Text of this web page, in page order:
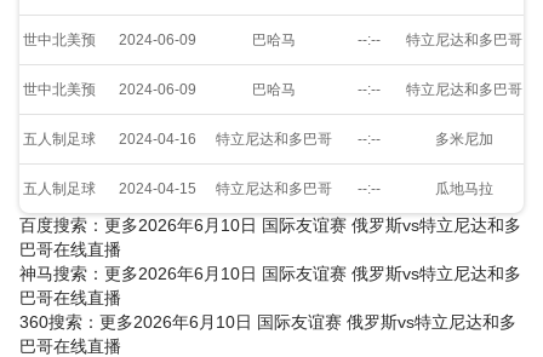
世中北美预 2024-06-09 巴哈马 --:-- 特立尼达和多巴哥
世中北美预 2024-06-09 巴哈马 --:-- 特立尼达和多巴哥
五人制足球 2024-04-16 特立尼达和多巴哥 --:-- 多米尼加
五人制足球 2024-04-15 特立尼达和多巴哥 --:-- 瓜地马拉
百度搜索：更多2026年6月10日 国际友谊赛 俄罗斯vs特立尼达和多
巴哥在线直播
神马搜索：更多2026年6月10日 国际友谊赛 俄罗斯vs特立尼达和多
巴哥在线直播
360搜索：更多2026年6月10日 国际友谊赛 俄罗斯vs特立尼达和多
巴哥在线直播